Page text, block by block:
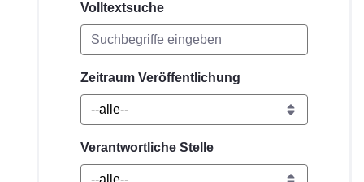
Volltextsuche
Zeitraum Veröffentlichung
Verantwortliche Stelle